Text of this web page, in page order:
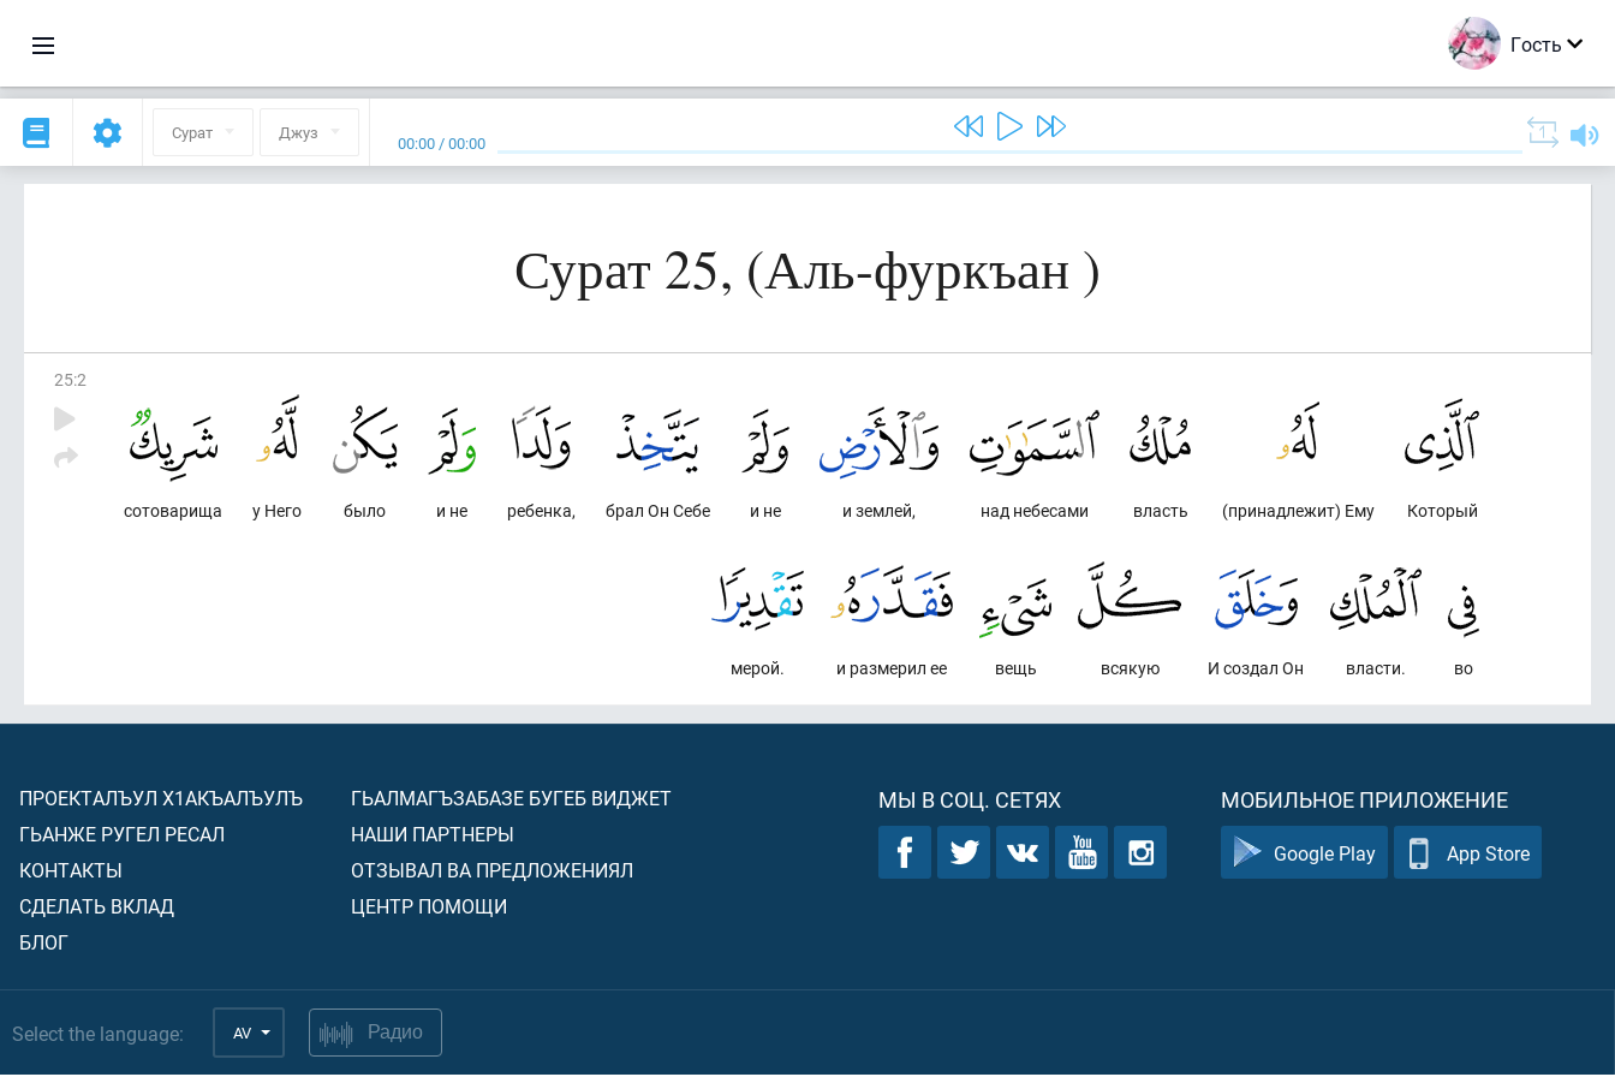
Гость
Сурат Джуз 00:00 /00:00
Сурат 25, (Аль-фуркъан )
25:2
Который
(принадлежит) Ему
власть
над небесами
и землей,
и не
брал Он Себе
ребенка,
и не
было
у Него
сотоварища
во
власти.
И создал Он
всякую
вещь
и размерил ее
мерой.
ПРОЕКТАЛЪУЛ Х1АКЪАЛЪУЛЪ
ГЬАНЖЕ РУГЕЛ РЕСАЛ
КОНТАКТЫ
СДЕЛАТЬ ВКЛАД
БЛОГ
ГЬАЛМАГЪЗАБАЗЕ БУГЕБ ВИДЖЕТ
НАШИ ПАРТНЕРЫ
ОТЗЫВАЛ ВА ПРЕДЛОЖЕНИЯЛ
ЦЕНТР ПОМОЩИ
МЫ В СОЦ. СЕТЯХ МОБИЛЬНОЕ ПРИЛОЖЕНИЕ
Google Play App Store
Select the language: AV Радио